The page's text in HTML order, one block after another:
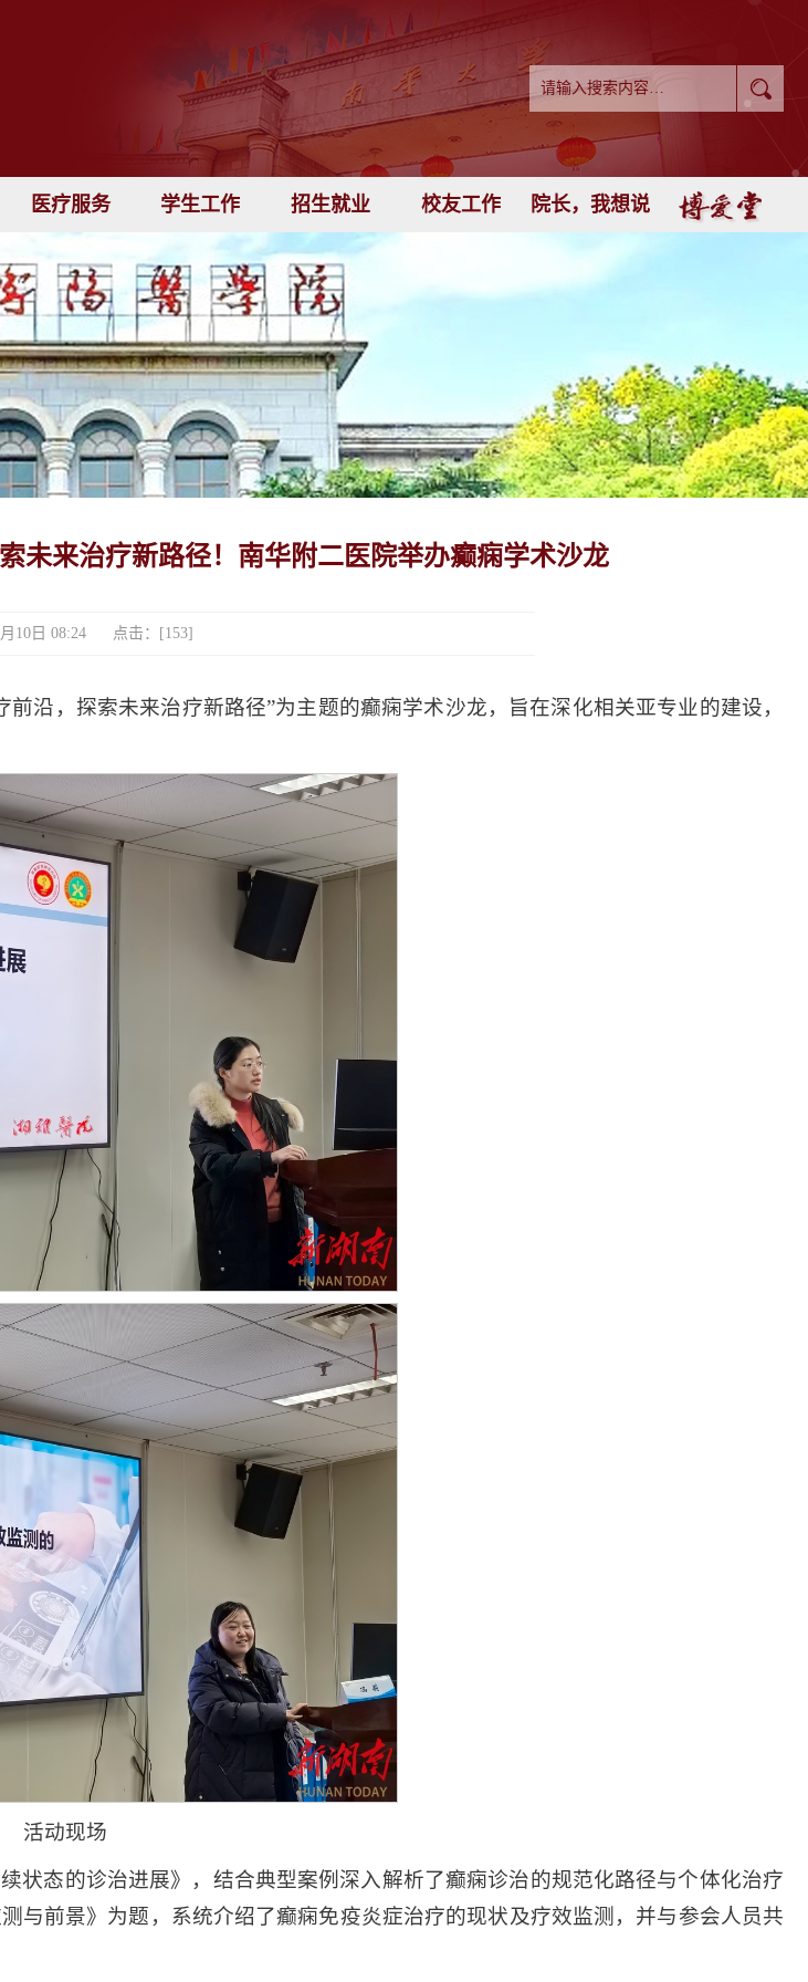
医疗服务 学生工作 招生就业 校友工作 院长，我想说
未来治疗新路径！南华附二医院举办癫痫学术沙龙
月10日 08:24 点击：[153]
沿，探索未来治疗新路径”为主题的癫痫学术沙龙，旨在深化相关亚专业的建设，
活动现场
状态的诊治进展》，结合典型案例深入解析了癫痫诊治的规范化路径与个体化治疗
与前景》为题，系统介绍了癫痫免疫炎症治疗的现状及疗效监测，并与参会人员共